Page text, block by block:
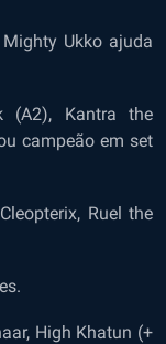
Ukko ajuda
(A2), Kantra the
campeão em set
Ruel the
High Khatun (+